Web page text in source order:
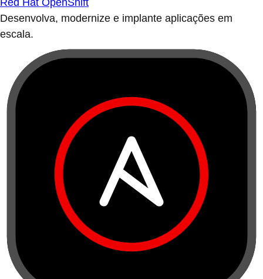
Red Hat OpenShift
Desenvolva, modernize e implante aplicações em
escala.